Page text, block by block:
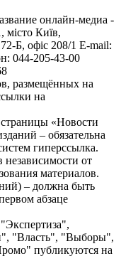
онлайн-медиа -
місто Київ,
Б, офіс 208/1 E-mail:
044-205-43-00
размещённых на
на
«Новости
– обязательна
гиперссылка.
от
материалов.
– должна быть
абзаце
"Власть", "Выборы",
публикуются на